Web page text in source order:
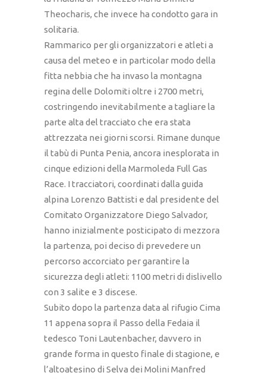
Theocharis, che invece ha condotto gara in
solitaria.
Rammarico per gli organizzatori e atleti a
causa del meteo e in particolar modo della
fitta nebbia che ha invaso la montagna
regina delle Dolomiti oltre i 2700 metri,
costringendo inevitabilmente a tagliare la
parte alta del tracciato che era stata
attrezzata nei giorni scorsi. Rimane dunque
il tabù di Punta Penia, ancora inesplorata in
cinque edizioni della Marmoleda Full Gas
Race. I tracciatori, coordinati dalla guida
alpina Lorenzo Battisti e dal presidente del
Comitato Organizzatore Diego Salvador,
hanno inizialmente posticipato di mezzora
la partenza, poi deciso di prevedere un
percorso accorciato per garantire la
sicurezza degli atleti: 1100 metri di dislivello
con 3 salite e 3 discese.
Subito dopo la partenza data al rifugio Cima
11 appena sopra il Passo della Fedaia il
tedesco Toni Lautenbacher, davvero in
grande forma in questo finale di stagione, e
l’altoatesino di Selva dei Molini Manfred